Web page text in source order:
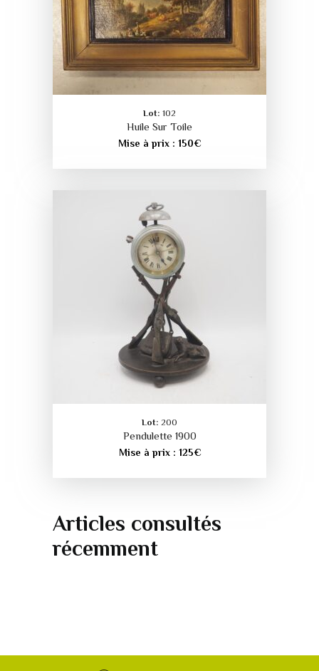
Lot: 102
Huile Sur Toile
Mise à prix : 150€
Lot: 200
Pendulette 1900
Mise à prix : 125€
Articles consultés
récemment